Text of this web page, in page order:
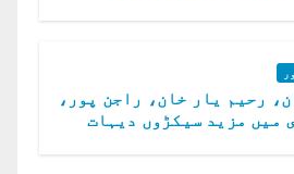
رحیم یار خان، راجن پور،
میں مزید سیکڑوں دیہات